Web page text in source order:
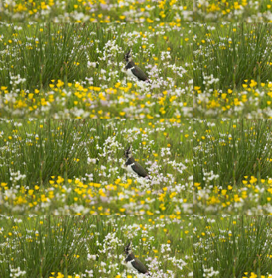
20200628_222133